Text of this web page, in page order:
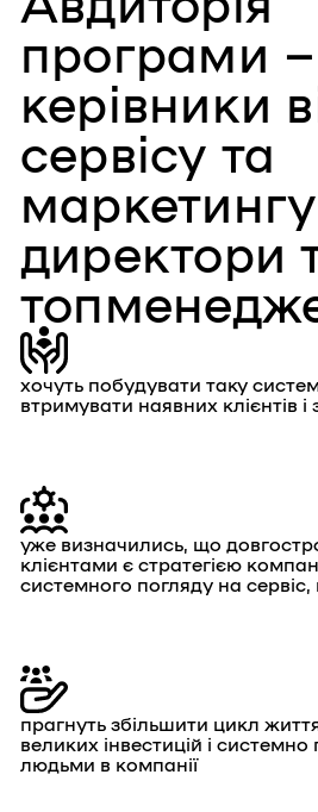
програми –
керівники
сервісу та
директори
хочуть побудувати таку
втримувати наявних клієнтів
уже визначились, що
клієнтами є стратегією
системного погляду на сервіс,
прагнуть збільшити цикл
великих інвестицій і
людьми в компанії